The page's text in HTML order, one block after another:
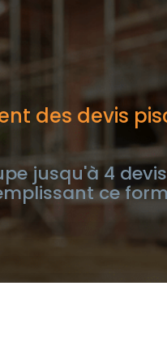
des devis
jusqu'à 4
ce